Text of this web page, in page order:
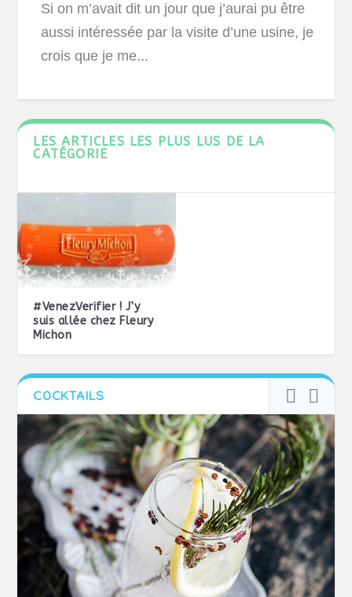
Si on m’avait dit un jour que j’aurai pu être
aussi intéressée par la visite d’une usine, je
crois que je me...
LES ARTICLES LES PLUS LUS DE LA
CATÉGORIE
#VenezVerifier ! J’y
suis allée chez Fleury
Michon
COCKTAILS